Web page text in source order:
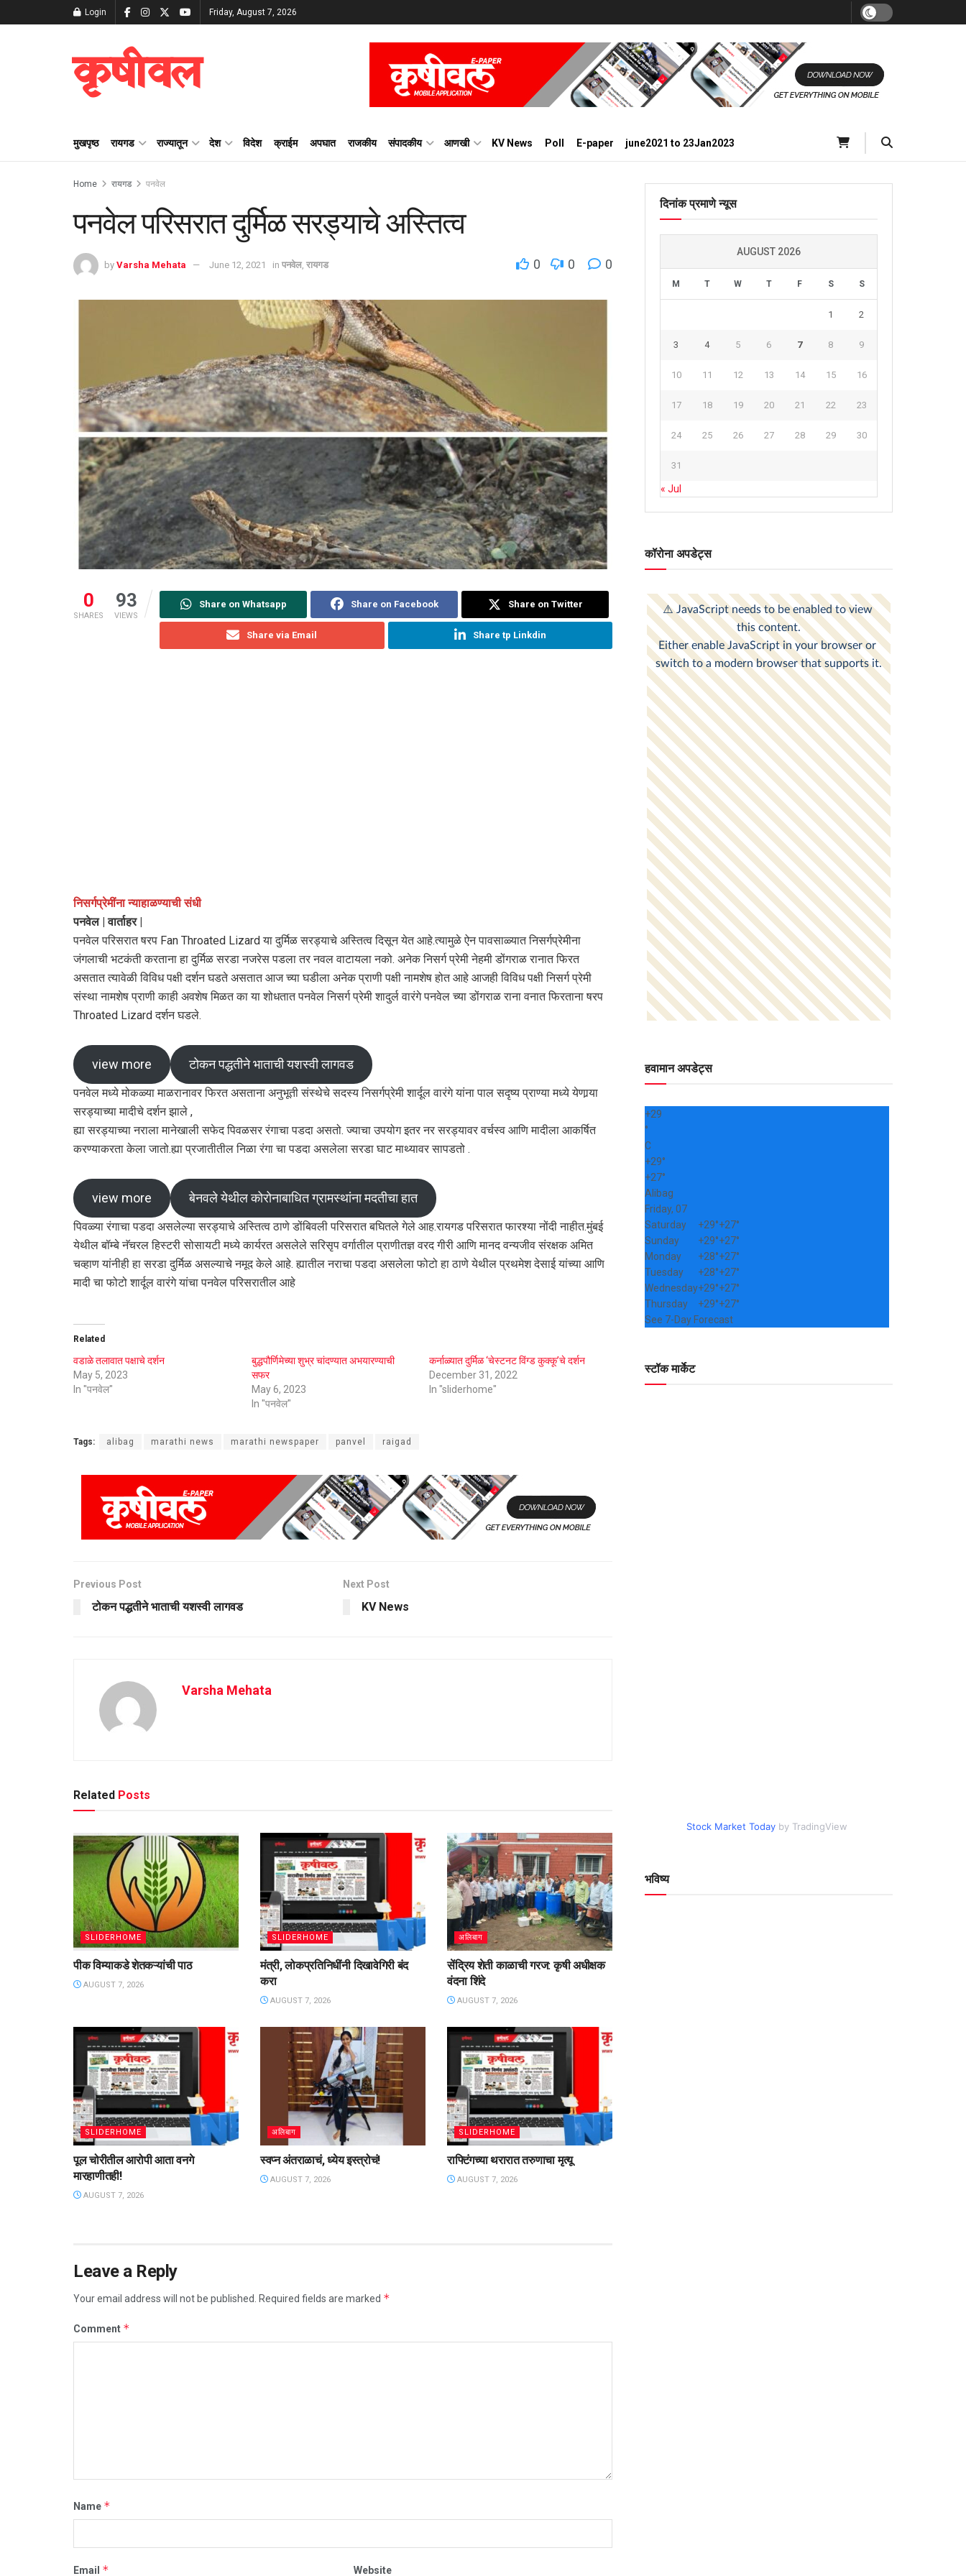
Login Friday, August 7, 2026
कृषीवल
मुखपृष्ठ रायगड राज्यातून देश विदेश क्राईम अपघात राजकीय संपादकीय आणखी KV News Poll E-paper june2021 to 23Jan2023
Home रायगड पनवेल
पनवेल परिसरात दुर्मिळ सरड्याचे अस्तित्व
by Varsha Mehata June 12, 2021 in पनवेल रायगड 0 0 0
0
SHARES
93
VIEWS
Share on Whatsapp Share on Facebook Share on Twitter
Share via Email Share tp Linkdin
निसर्गप्रेमींना न्याहाळण्याची संधी
पनवेल | वार्ताहर |
पनवेल परिसरात षरप Fan Throated Lizard या दुर्मिळ सरड्याचे अस्तित्व दिसून येत आहे.त्यामुळे ऐन पावसाळ्यात निसर्गप्रेमीना
जंगलाची भटकंती करताना हा दुर्मिळ सरडा नजरेस पडला तर नवल वाटायला नको. अनेक निसर्ग प्रेमी नेहमी डोंगराळ रानात फिरत
असतात त्यावेळी विविध पक्षी दर्शन घडते असतात आज च्या घडीला अनेक प्राणी पक्षी नामशेष होत आहे आजही विविध पक्षी निसर्ग प्रेमी
संस्था नामशेष प्राणी काही अवशेष मिळत का या शोधतात पनवेल निसर्ग प्रेमी शादुर्ल वारंगे पनवेल च्या डोंगराळ राना वनात फिरताना षरप
Throated Lizard दर्शन घडले.
view more टोकन पद्धतीने भाताची यशस्वी लागवड
पनवेल मध्ये मोकळ्या माळरानावर फिरत असताना अनुभूती संस्थेचे सदस्य निसर्गप्रेमी शार्दूल वारंगे यांना पाल सदृष्य प्राण्या मध्ये येणार्‍या
सरड्याच्या मादीचे दर्शन झाले ,
ह्या सरड्याच्या नराला मानेखाली सफेद पिवळसर रंगाचा पडदा असतो. ज्याचा उपयोग इतर नर सरड्यावर वर्चस्व आणि मादीला आकर्षित
करण्याकरता केला जातो.ह्या प्रजातीतील निळा रंगा चा पडदा असलेला सरडा घाट माथ्यावर सापडतो .
view more बेनवले येथील कोरोनाबाधित ग्रामस्थांना मदतीचा हात
पिवळ्या रंगाचा पडदा असलेल्या सरड्याचे अस्तित्व ठाणे डोंबिवली परिसरात बघितले गेले आह.रायगड परिसरात फारश्या नोंदी नाहीत.मुंबई
येथील बॉम्बे नॅचरल हिस्टरी सोसायटी मध्ये कार्यरत असलेले सरिसृप वर्गातील प्राणीतज्ञ वरद गीरी आणि मानद वन्यजीव संरक्षक अमित
चव्हाण यांनीही हा सरडा दुर्मिळ असल्याचे नमूद केले आहे. ह्यातील नराचा पडदा असलेला फोटो हा ठाणे येथील प्रथमेश देसाई यांच्या आणि
मादी चा फोटो शार्दूल वारंगे यांचा पनवेल परिसरातील आहे
Related
वडाळे तलावात पक्षाचे दर्शन
May 5, 2023
In "पनवेल"
बुद्धपौर्णिमेच्या शुभ्र चांदण्यात अभयारण्याची
सफर
May 6, 2023
In "पनवेल"
कर्नाळ्यात दुर्मिळ ‘चेस्टनट विंग्ड कुक्कू’चे दर्शन
December 31, 2022
In "sliderhome"
Tags: alibag marathi news marathi newspaper panvel raigad
Previous Post
टोकन पद्धतीने भाताची यशस्वी लागवड
Next Post
KV News
Varsha Mehata
Related Posts
SLIDERHOME
पीक विम्याकडे शेतकऱ्यांची पाठ
AUGUST 7, 2026
SLIDERHOME
मंत्री, लोकप्रतिनिधींनी दिखावेगिरी बंद
करा
AUGUST 7, 2026
अलिबाग
सेंद्रिय शेती काळाची गरज: कृषी अधीक्षक
वंदना शिंदे
AUGUST 7, 2026
SLIDERHOME
पूल चोरीतील आरोपी आता वनगे
मारहाणीतही!
AUGUST 7, 2026
अलिबाग
स्वप्न अंतराळाचं, ध्येय इस्त्रोचं!
AUGUST 7, 2026
SLIDERHOME
राफ्टिंगच्या थरारात तरुणाचा मृत्यू
AUGUST 7, 2026
Leave a Reply
Your email address will not be published. Required fields are marked *
Comment *
Name *
Email * Website
दिनांक प्रमाणे न्यूस
AUGUST 2026
M T W T F S S
1 2
3 4 5 6 7 8 9
10 11 12 13 14 15 16
17 18 19 20 21 22 23
24 25 26 27 28 29 30
31
« Jul
कॉरोना अपडेट्स
हवामान अपडेट्स
+29
°
C
+29°
+27°
Alibag
Friday, 07
Saturday
+29°+27°
Sunday
+29°+27°
Monday
+28°+27°
Tuesday
+28°+27°
Wednesday+29°+27°
Thursday
+29°+27°
See 7-Day Forecast
स्टॉक मार्केट
Stock Market Today by TradingView
भविष्य